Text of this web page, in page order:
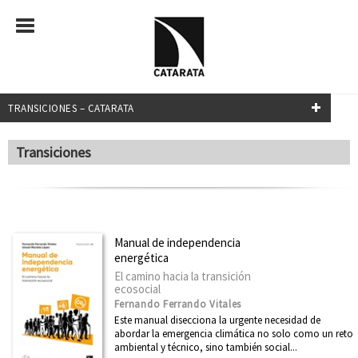
TRANSICIONES – CATARATA
NUESTRAS COLECCIONES
Relecturas
¿Qué sabemos de?
Transiciones
Clásicos del Pensamiento Crítico
Transiciones
Manual de independencia
energética
El camino hacia la transición
ecosocial
Fernando Ferrando Vitales
Este manual disecciona la urgente necesidad de
abordar la emergencia climática no solo como un reto
ambiental y técnico, sino también social...